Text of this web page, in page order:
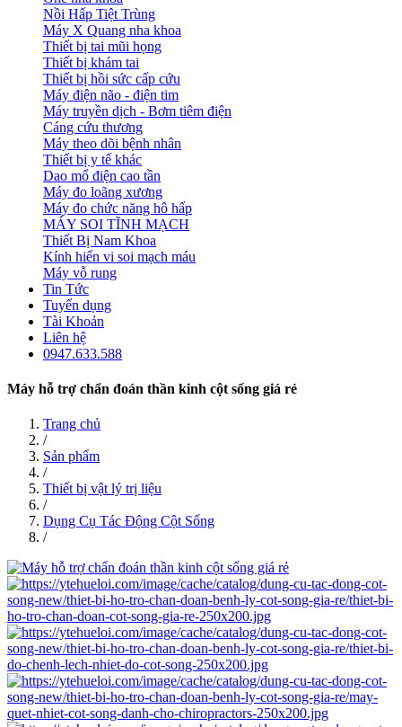
Nồi Hấp Tiệt Trùng
Máy X Quang nha khoa
Thiết bị tai mũi họng
Thiết bị khám tai
Thiết bị hồi sức cấp cứu
Máy điện não - điện tim
Máy truyền dịch - Bơm tiêm điện
Cáng cứu thương
Máy theo dõi bệnh nhân
Thiết bị y tế khác
Dao mổ điện cao tần
Máy đo loãng xương
Máy đo chức năng hô hấp
MÁY SOI TĨNH MẠCH
Thiết Bị Nam Khoa
Kính hiển vi soi mạch máu
Máy vỗ rung
Tin Tức
Tuyển dụng
Tài Khoản
Liên hệ
0947.633.588
Máy hỗ trợ chẩn đoán thần kinh cột sống giá rẻ
Trang chủ
/
Sản phẩm
/
Thiết bị vật lý trị liệu
/
Dụng Cụ Tác Động Cột Sống
/